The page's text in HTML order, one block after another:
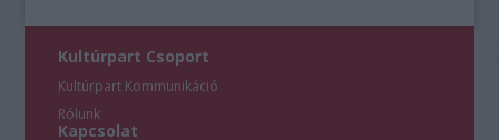
Kultúrpart Csoport
Kultúrpart Kommunikáció
Rólunk
Kapcsolat